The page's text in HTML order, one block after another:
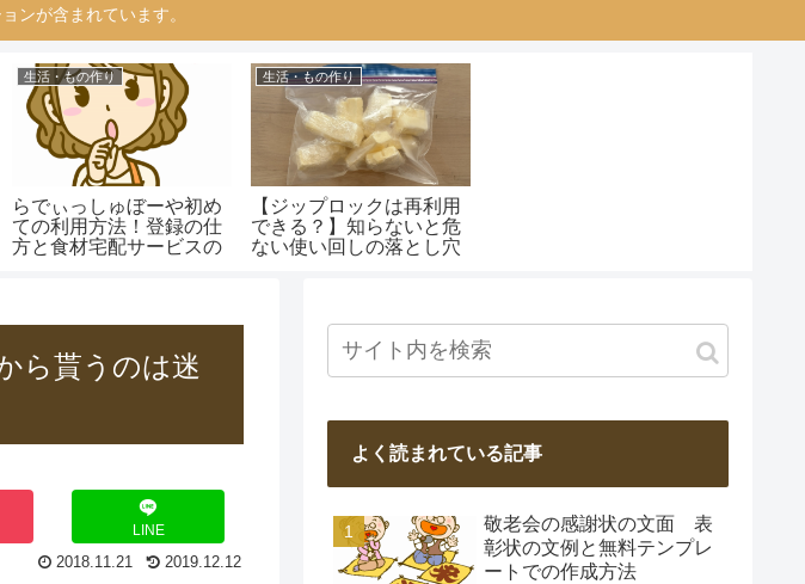
ンが含まれています。
生活・もの作り
らでぃっしゅぼーや初め
ての利用方法！登録の仕
方と食材宅配サービスの
生活・もの作り
【ジップロックは再利用
できる？】知らないと危
ない使い回しの落とし穴
ら貰うのは迷
LINE
2019.12.12
2018.11.21
よく読まれている記事
敬老会の感謝状の文面 表
彰状の文例と無料テンプレ
ートでの作成方法